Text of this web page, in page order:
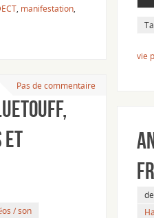
manifestation
vie
Pas de commentaire
et
/ son
de